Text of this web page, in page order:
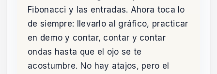
Fibonacci y las entradas. Ahora toca lo
de siempre: llevarlo al gráfico, practicar
en demo y contar, contar y contar
ondas hasta que el ojo se te
acostumbre. No hay atajos, pero el